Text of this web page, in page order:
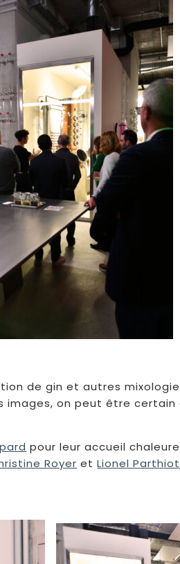
de gin et autres
images, on peut être
pour leur accueil
Royer etLionel Parthiot